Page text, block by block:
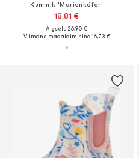
Kummik 'Marienkäfer'
18,81 €
Algselt: 26,90 €
Viimane madalaim hind:16,73 €